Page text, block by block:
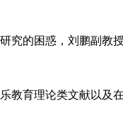
研究的困惑，刘鹏副教
乐教育理论类文献以及